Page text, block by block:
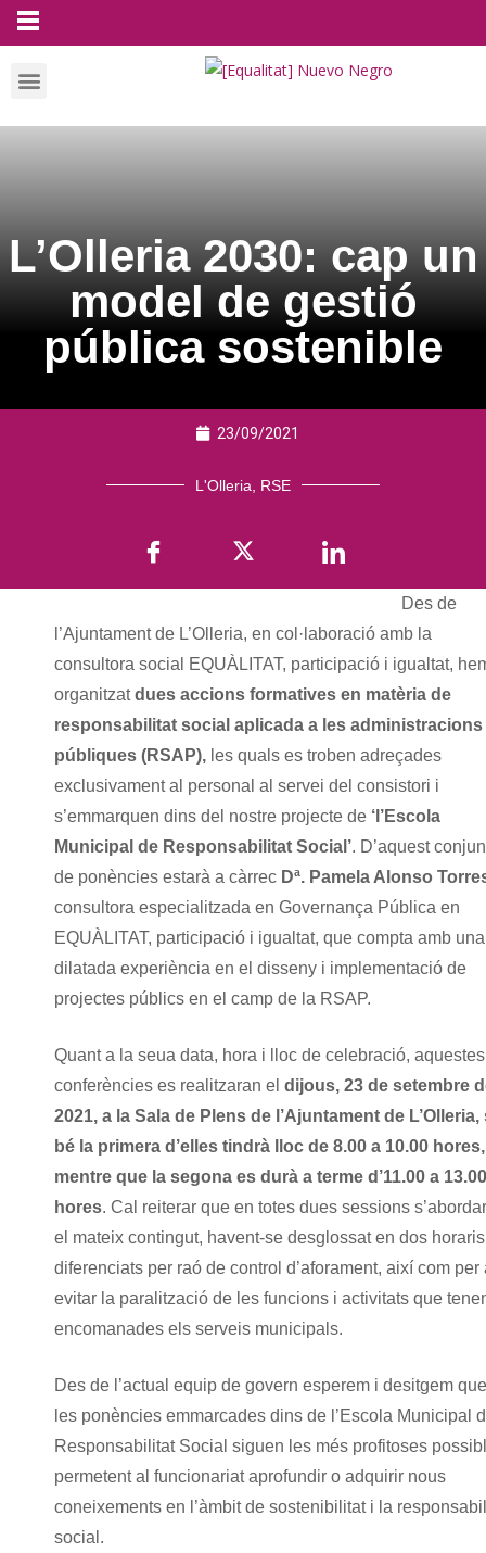
L’Olleria 2030: cap un
model de gestió
pública sostenible
23/09/2021
L'Olleria RSE
Des de
l’Ajuntament de L’Olleria, en col·laboració amb la
consultora social EQUÀLITAT, participació i igualtat,
organitzatdues accions formatives en matèria de
responsabilitat social aplicada a les administracions
públiques (RSAP), les quals es troben adreçades
exclusivament al personal al servei del consistori i
s’emmarquen dins del nostre projecte de ‘l’Escola
Municipal de Responsabilitat Social’. D’aquest
de ponències estarà a càrrec Dª. Pamela Alonso
consultora especialitzada en Governança Pública en
EQUÀLITAT, participació i igualtat, que compta amb una
dilatada experiència en el disseny i implementació de
projectes públics en el camp de la RSAP.
Quant a la seua data, hora i lloc de celebració, aquestes
conferències es realitzaran el dijous, 23 de setembre
2021, a la Sala de Plens de l’Ajuntament de L’Olleria,
bé la primera d’elles tindrà lloc de 8.00 a 10.00 hores,
mentre que la segona es durà a terme d’11.00 a 13.00
hores. Cal reiterar que en totes dues sessions
el mateix contingut, havent-se desglossat en dos horaris
diferenciats per raó de control d’aforament, així com per
evitar la paralització de les funcions i activitats que
encomanades els serveis municipals.
Des de l’actual equip de govern esperem i desitgem que
les ponències emmarcades dins de l’Escola Municipal
Responsabilitat Social siguen les més profitoses
permetent al funcionariat aprofundir o adquirir nous
coneixements en l’àmbit de sostenibilitat i la
social.